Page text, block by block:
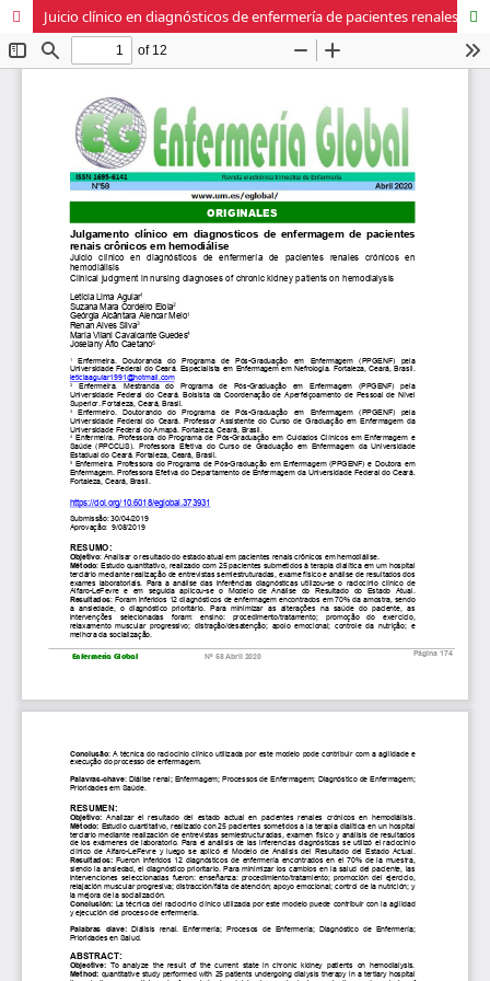
Juicio clínico en diagnósticos de enfermería de pacientes renales crónicos en hemodiálisis